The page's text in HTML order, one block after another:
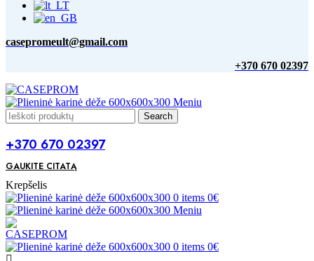
casepromeult@gmail.com
+370 670 02397
Meniu
Search
+370 670 02397
GAUKITE CITATĄ
Krepšelis
0 items 0€
Meniu
0 items 0€